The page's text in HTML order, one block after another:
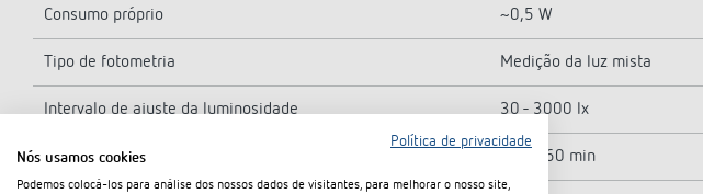
Consumo próprio ~0,5 W
Tipo de fotometria Medição da luz mista
Intervalo de ajuste da luminosidade 30 - 3000 lx
Tempo de funcionamento da luz 10 s - 60 min
Política de privacidade
Nós usamos cookies
Podemos colocá-los para análise dos nossos dados de visitantes, para melhorar o nosso site,